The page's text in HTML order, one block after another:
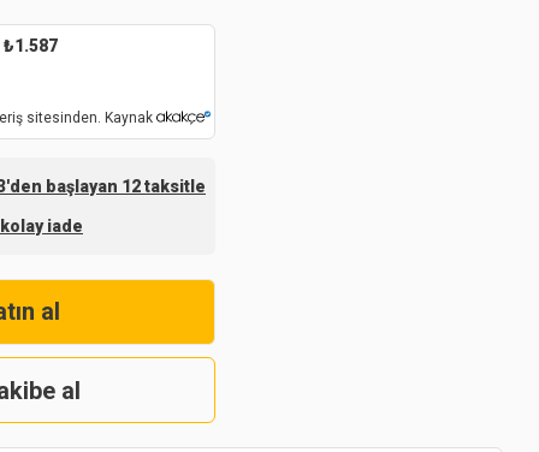
₺1.587
sitesinden. Kaynak
başlayan 12 taksitle
iade
al
al